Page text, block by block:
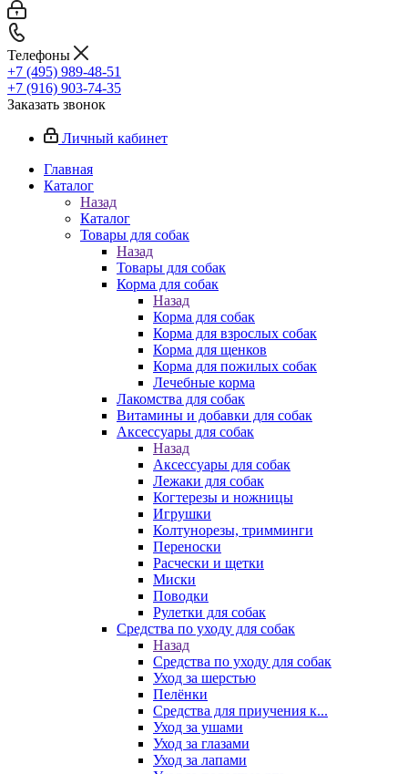
Телефоны
+7 (495) 989-48-51
+7 (916) 903-74-35
Заказать звонок
Личный кабинет
Главная
Каталог
Назад
Каталог
Товары для собак
Назад
Товары для собак
Корма для собак
Назад
Корма для собак
Корма для взрослых собак
Корма для щенков
Корма для пожилых собак
Лечебные корма
Лакомства для собак
Витамины и добавки для собак
Аксессуары для собак
Назад
Аксессуары для собак
Лежаки для собак
Когтерезы и ножницы
Игрушки
Колтунорезы, тримминги
Переноски
Расчески и щетки
Миски
Поводки
Рулетки для собак
Средства по уходу для собак
Назад
Средства по уходу для собак
Уход за шерстью
Пелёнки
Средства для приучения к...
Уход за ушами
Уход за глазами
Уход за лапами